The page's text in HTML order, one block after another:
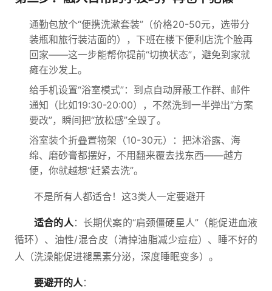
通勤包放个“便携洗漱套装”（价格20-50元，选带分
装瓶和旅行装洁面的），下班在楼下便利店洗个脸再
回家——这一步能帮你提前“切换状态”，避免到家就
瘫在沙发上。
给手机设置“浴室模式”：到点自动屏蔽工作群、邮件
通知（比如19:30-20:00），不然洗到一半弹出“方案
要改”，瞬间把“放松感”全毁了。
浴室装个折叠置物架（10-30元）：把沐浴露、海
绵、磨砂膏都摆好，不用翻来覆去找东西——越方
便，你就越想“赶紧去洗”。
不是所有人都适合！这3类人一定要避开
适合的人：长期伏案的“肩颈僵硬星人”（能促进血液
循环）、油性/混合皮（清掉油脂减少痘痘）、睡不好的
人（洗澡能促进褪黑素分泌，深度睡眠变多）。
要避开的人：